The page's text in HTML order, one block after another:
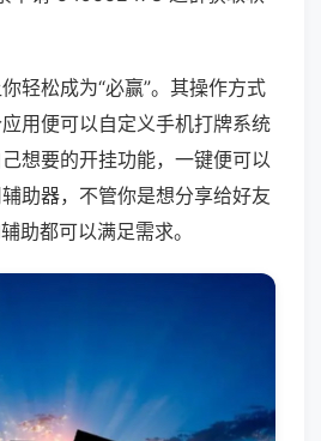
轻松成为“必赢”。其操作方式
用便可以自定义手机打牌系统
想要的开挂功能，一键便可以
助器，不管你是想分享给好友
助都可以满足需求。